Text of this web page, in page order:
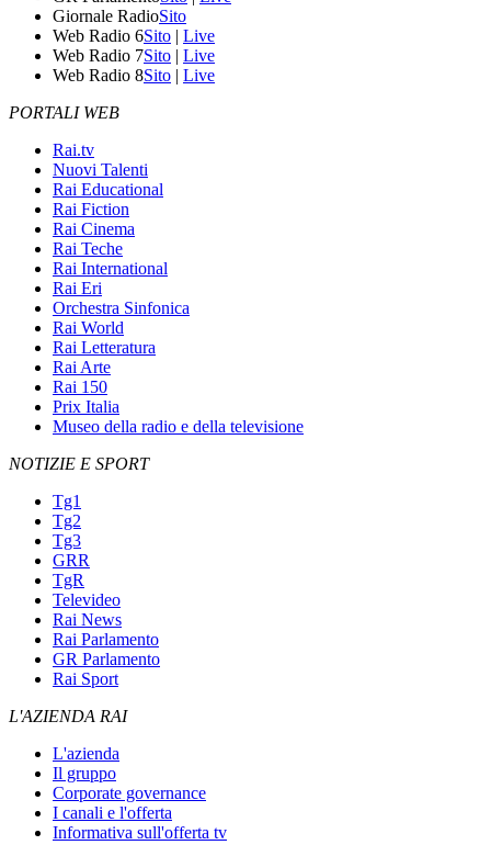
Giornale RadioSito
Web Radio 6Sito | Live
Web Radio 7Sito | Live
Web Radio 8Sito | Live
PORTALI WEB
Rai.tv
Nuovi Talenti
Rai Educational
Rai Fiction
Rai Cinema
Rai Teche
Rai International
Rai Eri
Orchestra Sinfonica
Rai World
Rai Letteratura
Rai Arte
Rai 150
Prix Italia
Museo della radio e della televisione
NOTIZIE E SPORT
Tg1
Tg2
Tg3
GRR
TgR
Televideo
Rai News
Rai Parlamento
GR Parlamento
Rai Sport
L'AZIENDA RAI
L'azienda
Il gruppo
Corporate governance
I canali e l'offerta
Informativa sull'offerta tv